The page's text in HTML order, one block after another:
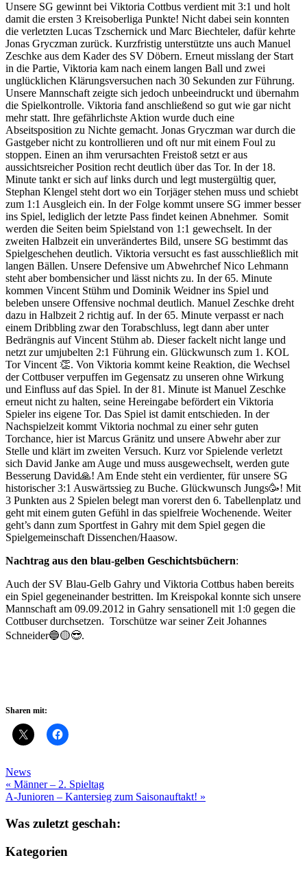
Unsere SG gewinnt bei Viktoria Cottbus verdient mit 3:1 und holt
damit die ersten 3 Kreisoberliga Punkte! Nicht dabei sein konnten
die verletzten Lucas Tzschernick und Marc Biechteler, dafür kehrte
Jonas Gryczman zurück. Kurzfristig unterstützte uns auch Manuel
Zeschke aus dem Kader des SV Döbern. Erneut misslang der Start
in die Partie, Viktoria kam nach einem langen Ball und zwei
unglücklichen Klärungsversuchen nach 30 Sekunden zur Führung.
Unsere Mannschaft zeigte sich jedoch unbeeindruckt und übernahm
die Spielkontrolle. Viktoria fand anschließend so gut wie gar nicht
mehr statt. Ihre gefährlichste Aktion wurde duch eine
Abseitsposition zu Nichte gemacht. Jonas Gryczman war durch die
Gastgeber nicht zu kontrollieren und oft nur mit einem Foul zu
stoppen. Einen an ihm verursachten Freistoß setzt er aus
aussichtsreicher Position recht deutlich über das Tor. In der 18.
Minute tankt er sich auf links durch und legt mustergültig quer,
Stephan Klengel steht dort wo ein Torjäger stehen muss und schiebt
zum 1:1 Ausgleich ein. In der Folge kommt unsere SG immer besser
ins Spiel, lediglich der letzte Pass findet keinen Abnehmer. Somit
werden die Seiten beim Spielstand von 1:1 gewechselt. In der
zweiten Halbzeit ein unverändertes Bild, unsere SG bestimmt das
Spielgeschehen deutlich. Viktoria versucht es fast ausschließlich mit
langen Bällen. Unsere Defensive um Abwehrchef Nico Lehmann
steht aber bombensicher und lässt nichts zu. In der 65. Minute
kommen Vincent Stühm und Dominik Weidner ins Spiel und
beleben unsere Offensive nochmal deutlich. Manuel Zeschke dreht
dazu in Halbzeit 2 richtig auf. In der 65. Minute verpasst er nach
einem Dribbling zwar den Torabschluss, legt dann aber unter
Bedrängnis auf Vincent Stühm ab. Dieser fackelt nicht lange und
netzt zur umjubelten 2:1 Führung ein. Glückwunsch zum 1. KOL
Tor Vincent 👏. Von Viktoria kommt keine Reaktion, die Wechsel
der Cottbuser verpuffen im Gegensatz zu unseren ohne Wirkung
und Einfluss auf das Spiel. In der 81. Minute ist Manuel Zeschke
erneut nicht zu halten, seine Hereingabe befördert ein Viktoria
Spieler ins eigene Tor. Das Spiel ist damit entschieden. In der
Nachspielzeit kommt Viktoria nochmal zu einer sehr guten
Torchance, hier ist Marcus Gränitz und unsere Abwehr aber zur
Stelle und klärt im zweiten Versuch. Kurz vor Spielende verletzt
sich David Janke am Auge und muss ausgewechselt, werden gute
Besserung David🙏! Am Ende steht ein verdienter, für unsere SG
historischer 3:1 Auswärtssieg zu Buche. Glückwunsch Jungs🥳! Mit
3 Punkten aus 2 Spielen belegt man vorerst den 6. Tabellenplatz und
geht mit einem guten Gefühl in das spielfreie Wochenende. Weiter
geht’s dann zum Sportfest in Gahry mit dem Spiel gegen die
Spielgemeinschaft Dissenchen/Haasow.
Nachtrag aus den blau-gelben Geschichtsbüchern:
Auch der SV Blau-Gelb Gahry und Viktoria Cottbus haben bereits
ein Spiel gegeneinander bestritten. Im Kreispokal konnte sich unsere
Mannschaft am 09.09.2012 in Gahry sensationell mit 1:0 gegen die
Cottbuser durchsetzen. Torschütze war seiner Zeit Johannes
Schneider🔵🟡😎.
Sharen mit:
News
Beitragsnavigation
« Männer – 2. Spieltag
A-Junioren – Kantersieg zum Saisonauftakt! »
Was zuletzt geschah:
Kategorien